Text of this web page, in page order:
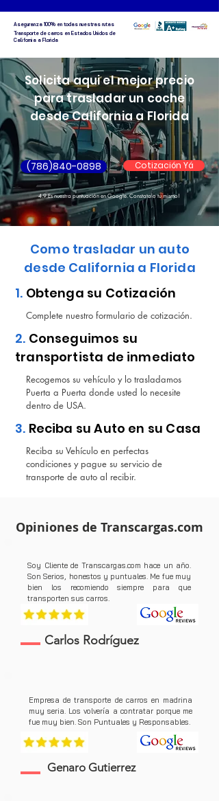
Aseguranza 100% en todas nuestras rutas
Transporte de carros en Estados Unidos de
California a Florida
Solicita aqui el mejor precio
para trasladar un coche
desde California a Florida
(786)840-0898 Cotización Yá
4.9 Es nuestra puntuación en Google. Constatalo tu mismo!
Como trasladar un auto
desde California a Florida
1. Obtenga su Cotización
Complete nuestro formulario de cotización.
2. Conseguimos su
transportista de inmediato
Recogemos su vehículo y lo trasladamos
Puerta a Puerta donde usted lo necesite
dentro de USA.
3. Reciba su Auto en su Casa
Reciba su Vehículo en perfectas
condiciones y pague su servicio de
transporte de auto al recibir.
Opiniones de Transcargas.com
Soy Cliente de Transcargas.com hace un año.
Son Serios, honestos y puntuales. Me fue muy
bien los recomiendo siempre para que
transporten sus carros.
Carlos Rodríguez
Empresa de transporte de carros en madrina
muy seria. Los volvería a contratar porque me
fue muy bien. Son Puntuales y Responsables.
Genaro Gutierrez